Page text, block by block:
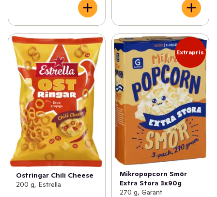
Ostringar Chili Cheese
200 g, Estrella
Extrapris
Mikropopcorn Smör
Extra Stora 3x90g
270 g, Garant